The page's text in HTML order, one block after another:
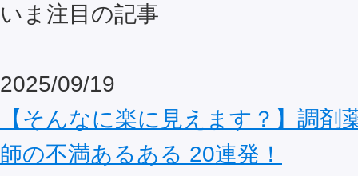
いま注目の記事
2025/09/19
【そんなに楽に見えます？】調剤
師の不満あるある 20連発！